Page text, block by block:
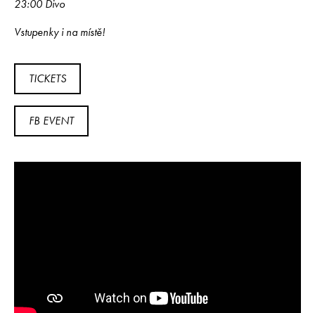
23:00 Divo
Vstupenky i na místě!
TICKETS
FB EVENT